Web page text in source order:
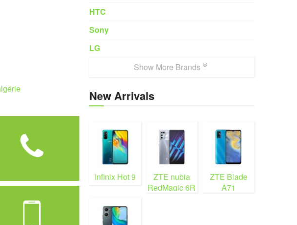
Forfait
HTC
Sony
LG
Show More Brands
New Arrivals
Infinix Hot 9
ZTE nubia
RedMagic 6R
ZTE Blade
A71